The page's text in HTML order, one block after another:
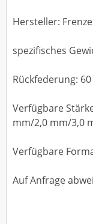
Hersteller:
spezifisches
Rückfederung: 60
Verfügbare
mm/2,0 mm/3,0
Verfügbare
Auf Anfrage